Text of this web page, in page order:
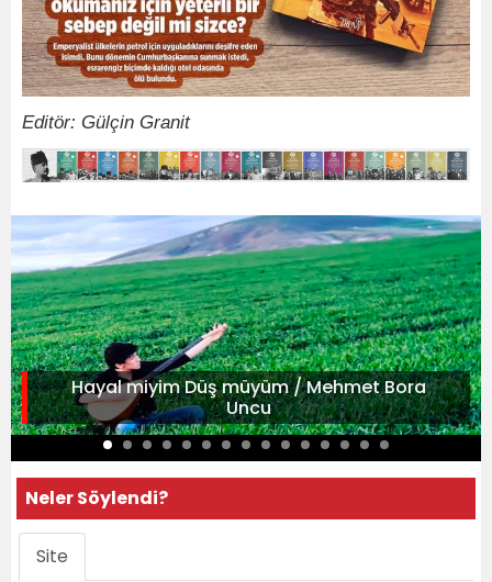
Editör: Gülçin Granit
Hayal miyim Düş müyüm / Mehmet Bora
Uncu
Neler Söylendi?
Site